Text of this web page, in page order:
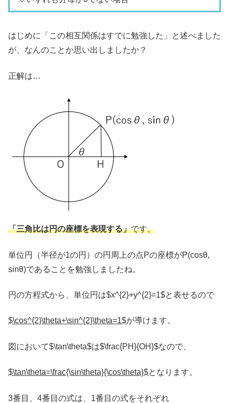
はじめに「この相互関係はすでに勉強した」と述べました
が、なんのことか思い出しましたか？
正解は…
「三角比は円の座標を表現する」です。
単位円（半径が1の円）の円周上の点Pの座標がP(cosθ,
sinθ)であることを勉強しましたね。
円の方程式から、単位円は$x^{2}+y^{2}=1$と表せるので
$\cos^{2}\theta+\sin^{2}\theta=1$が導けます。
図において$\tan\theta$は$\frac{PH}{OH}$なので、
$\tan\theta=\frac{\sin\theta}{\cos\theta}$となります。
3番目、4番目の式は、1番目の式をそれぞれ